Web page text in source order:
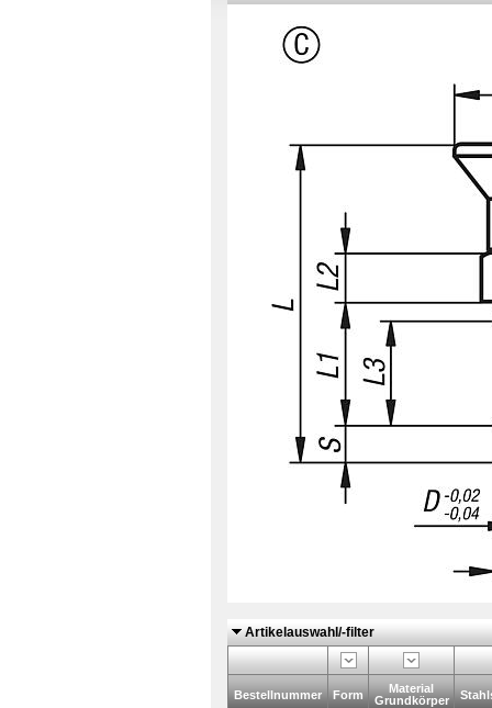
Artikelauswahl/-filter
Bestellnummer Form
Material
Grundkörper